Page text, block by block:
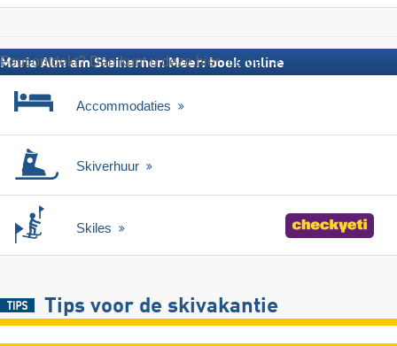
Fout ontdekt? Dan kunt u deze hiermelden
Maria Alm am Steinernen Meer: boek online
Accommodaties
Skiverhuur
Skiles
Tips voor de skivakantie